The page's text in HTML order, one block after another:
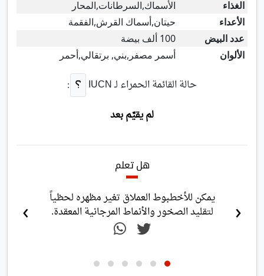
الغذاء
الأسماك,السرطانات,المحار
الأعداء
حيتان,أسماك القرش,الفقمة
عدد البيض
100 ألف بيضة
الألوان
أسمر مصفر,بني, برتقالي,أحمر
حالة القائمة الحمراء لـ IUCN
:
لم يقيَّم بعد
هل تعلم
من الشائع أن تقوم الأخطبوطات الأسيرة
بإطلاق الماء على الأهداف وإصابتها لتسلي
نفسها.
‹
›